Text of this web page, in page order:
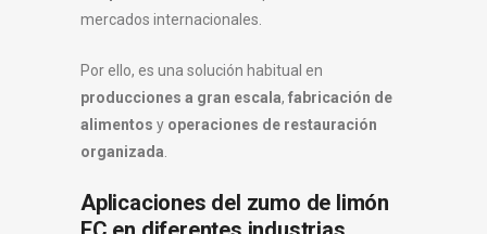
mercados internacionales.
Por ello, es una solución habitual en
producciones a gran escala, fabricación de
alimentos y operaciones de restauración
organizada
Aplicaciones del zumo de limón